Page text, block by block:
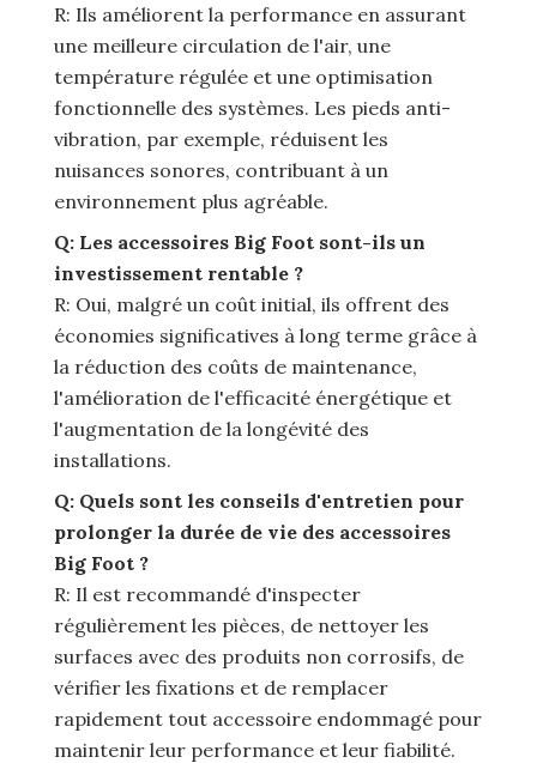
R: Ils améliorent la performance en assurant
une meilleure circulation de l'air, une
température régulée et une optimisation
fonctionnelle des systèmes. Les pieds anti-
vibration, par exemple, réduisent les
nuisances sonores, contribuant à un
environnement plus agréable.
Q: Les accessoires Big Foot sont-ils un
investissement rentable ?
R: Oui, malgré un coût initial, ils offrent des
économies significatives à long terme grâce à
la réduction des coûts de maintenance,
l'amélioration de l'efficacité énergétique et
l'augmentation de la longévité des
installations.
Q: Quels sont les conseils d'entretien pour
prolonger la durée de vie des accessoires
Big Foot ?
R: Il est recommandé d'inspecter
régulièrement les pièces, de nettoyer les
surfaces avec des produits non corrosifs, de
vérifier les fixations et de remplacer
rapidement tout accessoire endommagé pour
maintenir leur performance et leur fiabilité.